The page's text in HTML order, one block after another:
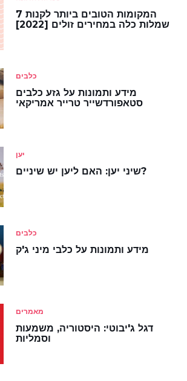
7 המקומות הטובים ביותר לקנות
שמלות כלה במחירים זולים [2022]
כלבים
מידע ותמונות על גזע כלבים
סטאפורדשייר טרייר אמריקאי
יען
שיני יען: האם ליען יש שיניים?
כלבים
מידע ותמונות על כלבי מיני ג'ק
מאמרים
דגל ג'יבוטי: היסטוריה, משמעות
וסמליות